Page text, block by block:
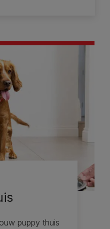
puppy thuis